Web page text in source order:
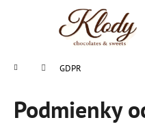
Domov GDPR
Podmienky
Späť
obchodu
Späť
obchodu